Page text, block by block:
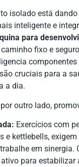
isolado está
inteligente e
para
fixo e
cruciais para a
a dia.
outro lado,
Exercícios com
e kettlebells, exigem
em sinergia.
para estabilizar